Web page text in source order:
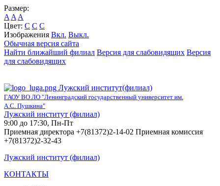
Размер:
A A A
Цвет: C C C
Изображения Вкл. Выкл.
Обычная версия сайта
Найти ближайший филиал Версия для слабовидящих Версия
для слабовидящих
Лужский институт(филиал)
ГАОУ ВО ЛО "Ленинградский государственный университет им.
А.С. Пушкина"
Лужский институт (филиал)
9:00 до 17:30, Пн-Пт
Приемная директора +7(81372)2-14-02 Приемная комиссия
+7(81372)2-32-43
Лужский институт (филиал)
КОНТАКТЫ